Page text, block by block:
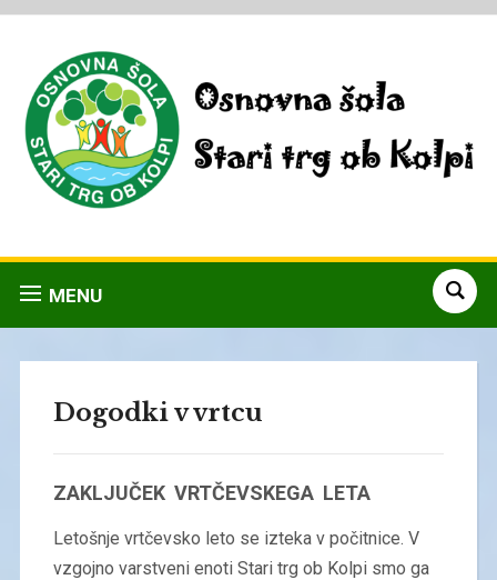
MENU
Dogodki v vrtcu
ZAKLJUČEK VRTČEVSKEGA LETA
Letošnje vrtčevsko leto se izteka v počitnice. V
vzgojno varstveni enoti Stari trg ob Kolpi smo ga